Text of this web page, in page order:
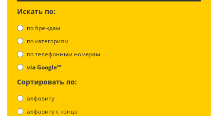
Искать по:
по брендам
по категориям
по телефонным номерам
via Google™
Сортировать по:
алфавиту
aлфавиту с конца